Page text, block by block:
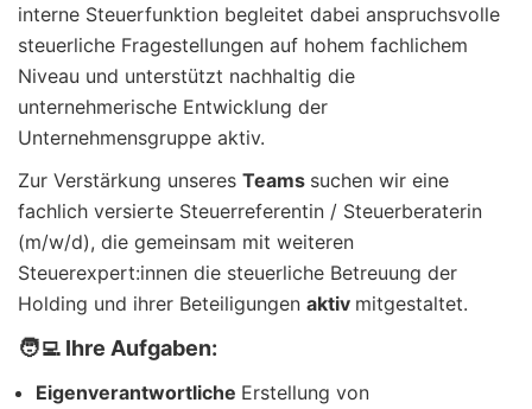
interne Steuerfunktion begleitet dabei anspruchsvolle
steuerliche Fragestellungen auf hohem fachlichem
Niveau und unterstützt nachhaltig die
unternehmerische Entwicklung der
Unternehmensgruppe aktiv.
Zur Verstärkung unseres Teams suchen wir eine
fachlich versierte Steuerreferentin / Steuerberaterin
(m/w/d), die gemeinsam mit weiteren
Steuerexpert:innen die steuerliche Betreuung der
Holding und ihrer Beteiligungen aktiv mitgestaltet.
🧑‍💻 Ihre Aufgaben:
Eigenverantwortliche Erstellung von